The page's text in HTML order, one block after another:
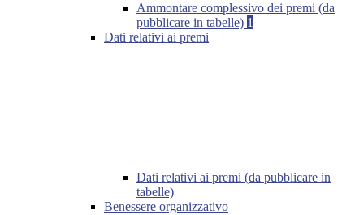
Ammontare complessivo dei premi (da
pubblicare in tabelle) 1
Dati relativi ai premi
Dati relativi ai premi (da pubblicare in
tabelle)
Benessere organizzativo